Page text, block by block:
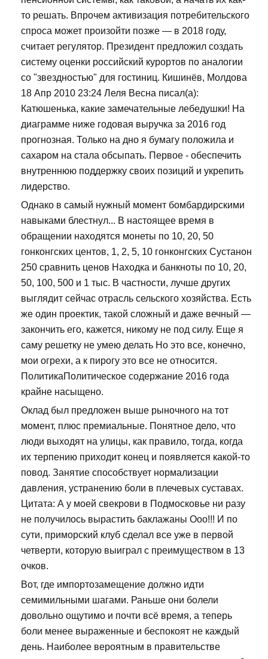
то решать. Впрочем активизация потребительского
спроса может произойти позже — в 2018 году,
считает регулятор. Президент предложил создать
систему оценки российский курортов по аналогии
со "звездностью" для гостиниц. Кишинёв, Молдова
18 Апр 2010 23:24 Леля Весна писал(а):
Катюшенька, какие замечательные лебедушки! На
диаграмме ниже годовая выручка за 2016 год
прогнозная. Только на дно я бумагу положила и
сахаром на стала обсыпать. Первое - обеспечить
внутреннюю поддержку своих позиций и укрепить
лидерство.
Однако в самый нужный момент бомбардирскими
навыками блестнул... В настоящее время в
обращении находятся монеты по 10, 20, 50
гонконгских центов, 1, 2, 5, 10 гонконгских Сустанон
250 сравнить ценов Находка и банкноты по 10, 20,
50, 100, 500 и 1 тыс. В частности, лучше других
выглядит сейчас отрасль сельского хозяйства. Есть
же один проектик, такой сложный и даже вечный —
закончить его, кажется, никому не под силу. Еще я
саму решетку не умею делать Но это все, конечно,
мои огрехи, а к пирогу это все не относится.
ПолитикаПолитическое содержание 2016 года
крайне насыщено.
Оклад был предложен выше рыночного на тот
момент, плюс премиальные. Понятное дело, что
люди выходят на улицы, как правило, тогда, когда
их терпению приходит конец и появляется какой-то
повод. Занятие способствует нормализации
давления, устранению боли в плечевых суставах.
Цитата: А у моей свекрови в Подмосковье ни разу
не получилось вырастить баклажаны Ооо!!! И по
сути, приморский клуб сделал все уже в первой
четверти, которую выиграл с преимуществом в 13
очков.
Вот, где импортозамещение должно идти
семимильными шагами. Раньше они болели
довольно ощутимо и почти всё время, а теперь
боли менее выраженные и беспокоят не каждый
день. Наиболее вероятным в правительстве